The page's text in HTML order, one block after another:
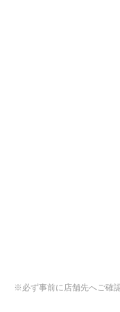
※必ず事前に店舗先へご確